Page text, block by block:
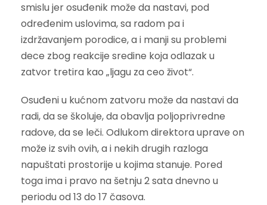
smislu jer osuđenik može da nastavi, pod
određenim uslovima, sa radom pa i
izdržavanjem porodice, a i manji su problemi
dece zbog reakcije sredine koja odlazak u
zatvor tretira kao „ljagu za ceo život“.
Osuđeni u kućnom zatvoru može da nastavi da
radi, da se školuje, da obavlja poljoprivredne
radove, da se leči. Odlukom direktora uprave on
može iz svih ovih, a i nekih drugih razloga
napuštati prostorije u kojima stanuje. Pored
toga ima i pravo na šetnju 2 sata dnevno u
periodu od 13 do 17 časova.